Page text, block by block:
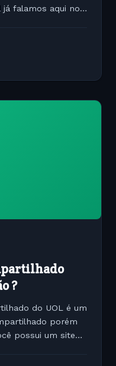
já falamos aqui no
?
do UOL é um
porém
possui um site